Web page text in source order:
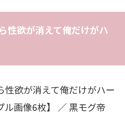
性欲が消えて俺だけがハ
欲が消えて俺だけがハー
ル画像6枚】 ／ 黒モグ帝